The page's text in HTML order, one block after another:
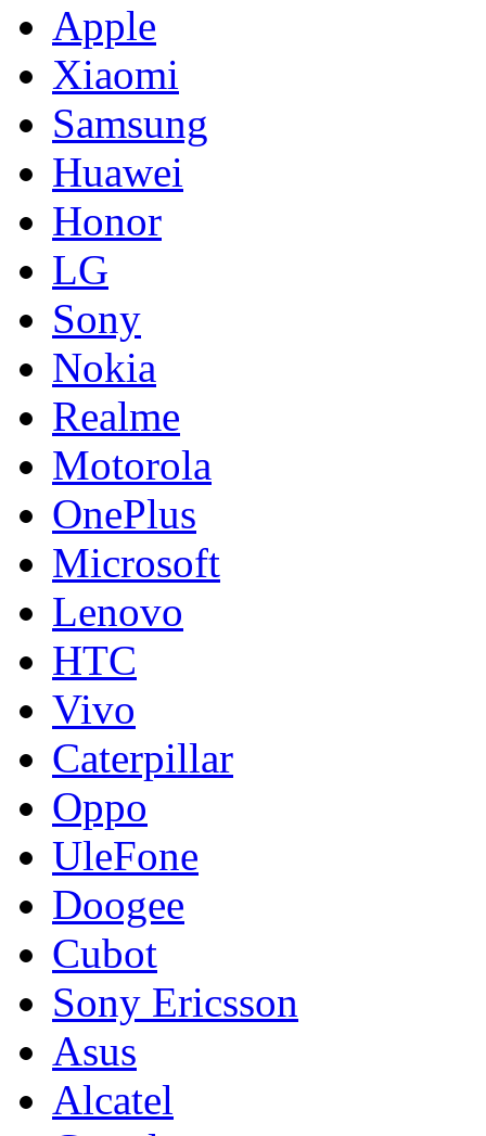
Apple
Xiaomi
Samsung
Huawei
Honor
LG
Sony
Nokia
Realme
Motorola
OnePlus
Microsoft
Lenovo
HTC
Vivo
Caterpillar
Oppo
UleFone
Doogee
Cubot
Sony Ericsson
Asus
Alcatel